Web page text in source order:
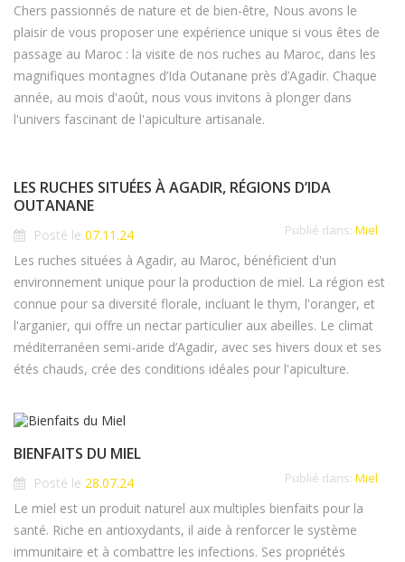
Chers passionnés de nature et de bien-être, Nous avons le
plaisir de vous proposer une expérience unique si vous êtes de
passage au Maroc : la visite de nos ruches au Maroc, dans les
magnifiques montagnes d’Ida Outanane près d’Agadir. Chaque
année, au mois d'août, nous vous invitons à plonger dans
l'univers fascinant de l'apiculture artisanale.
LES RUCHES SITUÉES À AGADIR, RÉGIONS D’IDA
OUTANANE
Publié dans: Miel
Posté le 07.11.24
Les ruches situées à Agadir, au Maroc, bénéficient d'un
environnement unique pour la production de miel. La région est
connue pour sa diversité florale, incluant le thym, l'oranger, et
l'arganier, qui offre un nectar particulier aux abeilles. Le climat
méditerranéen semi-aride d’Agadir, avec ses hivers doux et ses
étés chauds, crée des conditions idéales pour l'apiculture.
BIENFAITS DU MIEL
Publié dans: Miel
Posté le 28.07.24
Le miel est un produit naturel aux multiples bienfaits pour la
santé. Riche en antioxydants, il aide à renforcer le système
immunitaire et à combattre les infections. Ses propriétés